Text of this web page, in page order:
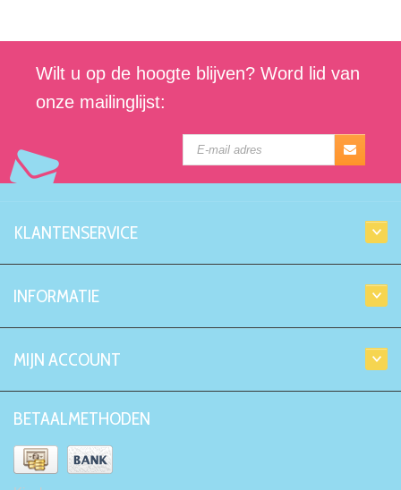
Wilt u op de hoogte blijven? Word lid van
onze mailinglijst:
KLANTENSERVICE
INFORMATIE
MIJN ACCOUNT
BETAALMETHODEN